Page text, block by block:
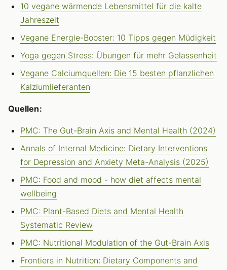
10 vegane wärmende Lebensmittel für die kalte
Jahreszeit
Vegane Energie-Booster: 10 Tipps gegen Müdigkeit
Yoga gegen Stress: Übungen für mehr Gelassenheit
Vegane Calciumquellen: Die 15 besten pflanzlichen
Kalziumlieferanten
Quellen:
PMC: The Gut-Brain Axis and Mental Health (2024)
Annals of Internal Medicine: Dietary Interventions
for Depression and Anxiety Meta-Analysis (2025)
PMC: Food and mood - how diet affects mental
wellbeing
PMC: Plant-Based Diets and Mental Health
Systematic Review
PMC: Nutritional Modulation of the Gut-Brain Axis
Frontiers in Nutrition: Dietary Components and